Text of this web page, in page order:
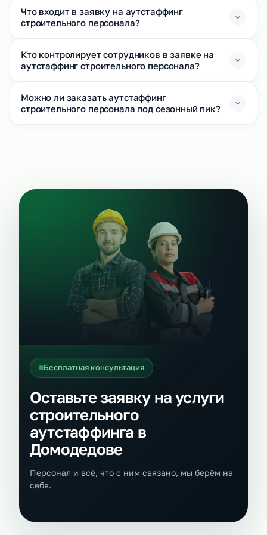
Что входит в заявку на аутстаффинг
строительного персонала?
Кто контролирует сотрудников в заявке на
аутстаффинг строительного персонала?
Можно ли заказать аутстаффинг
строительного персонала под сезонный пик?
Бесплатная консультация
Оставьте заявку на услуги
строительного
аутстаффинга в
Домодедове
Персонал и всё, что с ним связано, мы берём на
себя.